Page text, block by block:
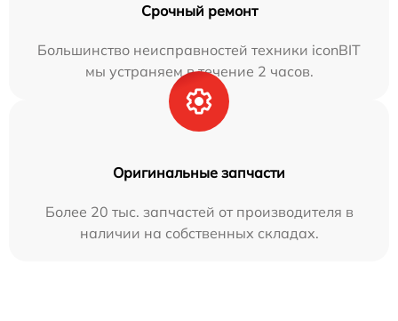
Срочный ремонт
Большинство неисправностей техники iconBIT
мы устраняем в течение 2 часов.
Оригинальные запчасти
Более 20 тыс. запчастей от производителя в
наличии на собственных складах.